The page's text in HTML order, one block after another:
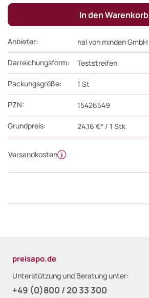
Versandkosten
Anbieter: nal von minden GmbH
Darreichungsform: Teststreifen
Packungsgröße: 1 St
PZN: 15426549
Grundpreis: 24,16 €* / 1 Stk
In den Warenkorb
preisapo.de
Unterstützung und Beratung unter:
+49 (0)800 / 20 33 300